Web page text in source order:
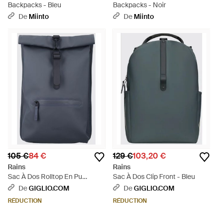
Backpacks - Bleu
De Miinto
Backpacks - Noir
De Miinto
105 €84 €
Rains
Sac À Dos Rolltop En Pu
Imperméable - Bleu
DeGIGLIO.COM
RÉDUCTION
129 €103,20 €
Rains
Sac À Dos Clip Front - Bleu
DeGIGLIO.COM
RÉDUCTION